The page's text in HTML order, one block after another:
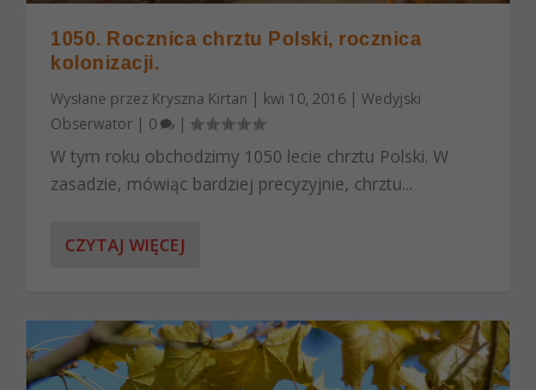
1050. Rocznica chrztu Polski, rocznica
kolonizacji.
Wysłane przez Kryszna Kirtan kwi 10, 2016 |Wedyjski
Obserwator
0
W tym roku obchodzimy 1050 lecie chrztu Polski. W
zasadzie, mówiąc bardziej precyzyjnie, chrztu...
CZYTAJ WIĘCEJ